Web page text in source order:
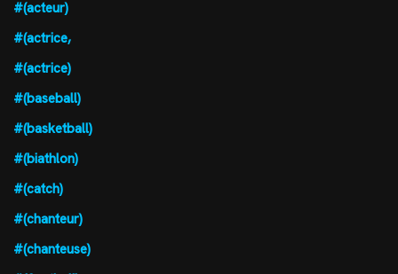
#(acteur)
#(actrice,
#(actrice)
#(baseball)
#(basketball)
#(biathlon)
#(catch)
#(chanteur)
#(chanteuse)